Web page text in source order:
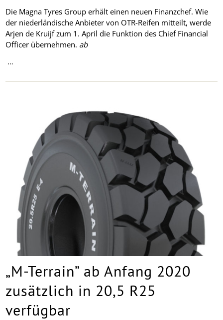
Die Magna Tyres Group erhält einen neuen Finanzchef. Wie
der niederländische Anbieter von OTR-Reifen mitteilt, werde
Arjen de Kruijf zum 1. April die Funktion des Chief Financial
Officer übernehmen. ab
…
„M-Terrain” ab Anfang 2020
zusätzlich in 20,5 R25
verfügbar